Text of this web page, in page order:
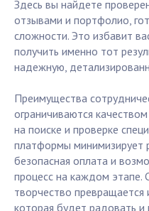
Здесь вы найдете
отзывами и портфолио,
сложности. Это избавит
получить именно тот
надежную,
Преимущества
ограничиваются
на поиске и проверке
платформы минимизирует
безопасная оплата и
процесс на каждом
творчество
которая будет радовать